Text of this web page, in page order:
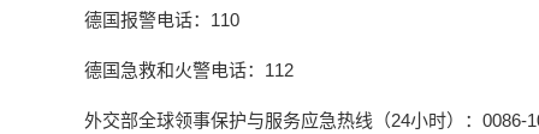
德国报警电话：110
德国急救和火警电话：112
外交部全球领事保护与服务应急热线（24小时）：0086-